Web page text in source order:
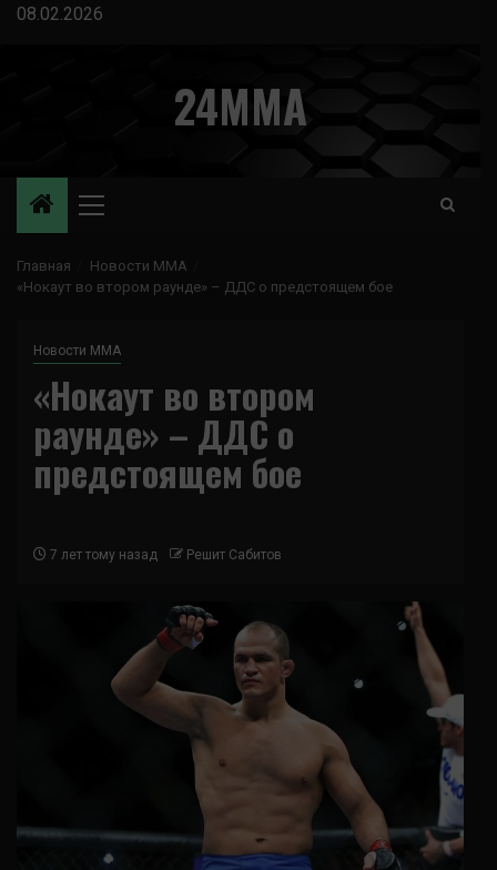
Перейти
08.02.2026
24MMA
Основное
Главная
Новости ММА
«Нокаут во втором раунде» – ДДС о предстоящем бое
Новости ММА
«Нокаут во втором
раунде» – ДДС о
предстоящем бое
7 лет тому назад Решит Сабитов